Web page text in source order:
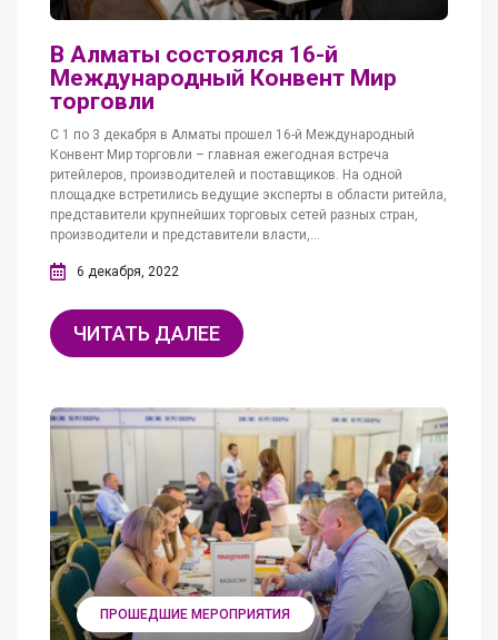
В Алматы состоялся 16-й
Международный Конвент Мир
торговли
С 1 по 3 декабря в Алматы прошел 16-й Международный
Конвент Мир торговли – главная ежегодная встреча
ритейлеров, производителей и поставщиков. На одной
площадке встретились ведущие эксперты в области ритейла,
представители крупнейших торговых сетей разных стран,
производители и представители власти,...
6 декабря, 2022
ЧИТАТЬ ДАЛЕЕ
ПРОШЕДШИЕ МЕРОПРИЯТИЯ